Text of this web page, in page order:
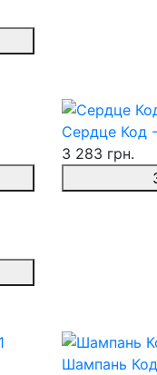
Сердце Код
3 283 грн.
Шампань